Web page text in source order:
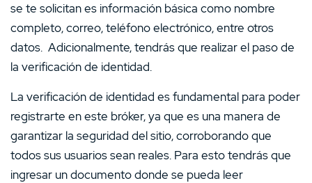
se te solicitan es información básica como nombre
completo, correo, teléfono electrónico, entre otros
datos. Adicionalmente, tendrás que realizar el paso de
la verificación de identidad.
La verificación de identidad es fundamental para poder
registrarte en este bróker, ya que es una manera de
garantizar la seguridad del sitio, corroborando que
todos sus usuarios sean reales. Para esto tendrás que
ingresar un documento donde se pueda leer